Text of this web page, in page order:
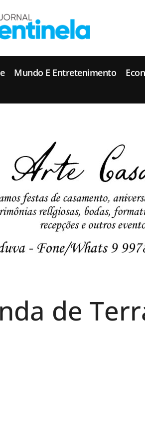
Mundo E Entretenimento
de